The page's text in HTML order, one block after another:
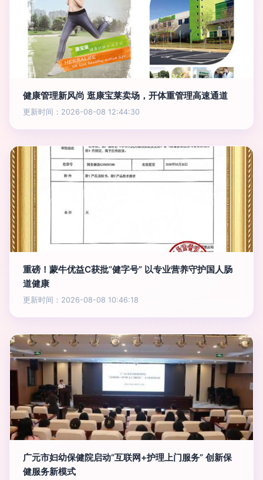
健康管理新风尚 逛康宝莱卖场，开体重管理高速通道
更新时间：2026-08-08 12:44:30
重磅！蒙牛优益C获批“健字号” 以专业营养守护国人肠
道健康
更新时间：2026-08-08 10:46:18
广元市妇幼保健院启动“互联网+护理上门服务” 创新保
健服务新模式